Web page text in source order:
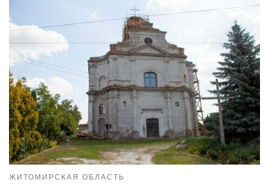
ЖИТОМИРСКАЯ ОБЛАСТЬ